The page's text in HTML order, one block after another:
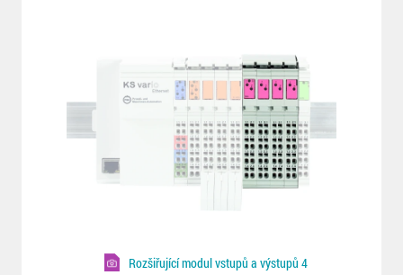
Rozšiřující modul vstupů a výstupů 4